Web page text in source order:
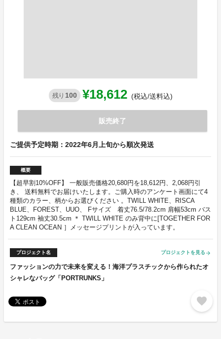
残り 100 ¥18,612 (税込/送料込)
販売終了
ご提供予定時期：2022年6月上旬から順次発送
概要
【超早割10%OFF】 一般販売価格20,680円を18,612円、2,068円引
き、 送料無料でお届けいたします。ご購入時のアンケート画面にて4
種類のカラー、柄からお選びください 。TWILL WHITE、RISCA
BLUE、FOREST、UUO、 Fサイズ 着丈76.5/78.2cm 肩幅53cm バス
ト129cm 袖丈30.5cm ＊ TWILL WHITE のみ背中に[TOGETHER FOR
A CLEAN OCEAN ］メッセージプリントが入っています。
プロジェクト名 プロジェクトを見る arrow_forward
ファッションの力で未来を変える！海洋プラスチックから作られたオ
シャレなバッグ「PORTRUNKS」
favorite